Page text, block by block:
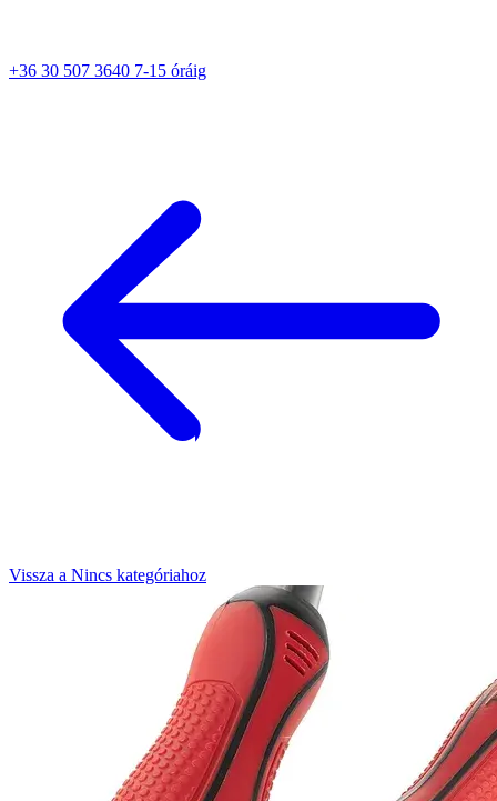
+36 30 507 3640 7-15 óráig
Vissza a Nincs kategóriahoz